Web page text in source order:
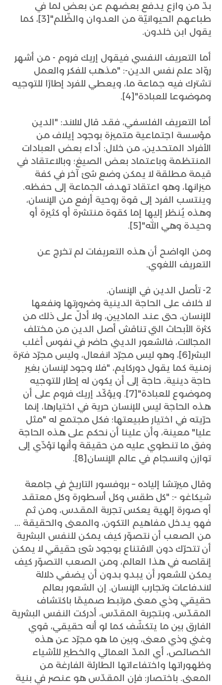
بدّ من وازع يدفع بعضهم عن بعض لما في
طباعهم الحيوانيّة من العدوان والظّلم"[3]، كما
يقول ابن خلدون.
أما التعريف النفسي فيقول إريك فروم - من أشهر
روّاد علم نفس الدين-: "مذهب للفكر والعمل
تشترك فيه جماعة ما، ويعطي للفرد إطارًا للتوجيه
وموضوعا للعبادة"[4].
أما التعريف الفلسفي، فقد قال لالاند: "الدين
مؤسسة اجتماعية متميزة بوجود إيلاف من
الأفراد المتحدين، من خلال: أداء بعض العبادات
المنتظمة وباعتماد بعض الصيغ؛ وبالاعتقاد في
قيمة مطلقة لا يمكن وضع شئ آخر في كفة
ميزانها، وهو اعتقاد تهدف الجماعة إلى حفظه.
وينتسب الفرد إلى قوة روحية أرفع من الإنسان،
وهذه يُنظر إليها إما كقوة منتشرة أو كثيرة أو
وحيدة وهي الله"[5].
ومن الواضح أن هذه التعريفات لم تخرج عن
التعريف اللغوي.
2- تأصل الدين في الإنسان.
لا خلاف على الحاجة الدينية وضرورتها ونفعها
للإنسان، حتى عند الماديين، ولا أدلّ على ذلك من
كثرة الأبحاث التي تناقش أصل الدين من مختلف
المجالات، فالشعور الديني حاضر في نفوس أغلب
البشر[6]، وهو ليس مجرّد انفعال، وليس مجرّد فترة
زمنية كما يقول دوركايم، "فلا وجود لإنسان بغير
حاجة دينية، حاجة إلى أن يكون له إطار للتوجيه
وموضوع للعبادة"[7]. ويؤكّد إريك فروم على أن
هذه الحاجة ليس للإنسان حرية في اختيارها، إنما
حرّيته في اختيار طبيعتها؛ فكل مجتمع له "مثل
عليا" معينة، وأن علينا أن نحكم على هذه الحاجة
وفق ما تنطوي عليه من حقيقة وأنها تؤدّي إلى
توازن وانسجام في عالم الإنسان[8].
وقال ميرتشا إلياده – بروفسور التاريخ في جامعة
شيكاغو -: "كل طقس وكل أسطورة وكل معتقد
أو صورة إلهية يعكس تجربة المقدس، ومن ثم
فهو يدخل مفاهيم التكون، والمعنى والحقيقة ...
من الصعب أن نتصوّر كيف يمكن للنفس البشرية
أن تتحرّك دون الاقتناع بوجود شئ حقيقي لا يمكن
إنقاصه في هذا العالم، ومن الصعب التصوّر كيف
يمكن للشعور أن يبدو بدون أن يضفي دلالة
لاندفاعات وتجارب الإنسان. إن الشعور بعالم
حقيقي وذي معنى مرتبط صميمًا باكتشاف
المقدّس، وبتجربة المقدّس، أدركت النفس البشرية
الفارق بين ما يتكشّف كما لو أنه حقيقي، قوي
وغني وذي معنى، وبين ما هو مجرّد عن هذه
الخصائص، أي المدّ العمائي والخطير للأشياء
وظهوراتها واختفاءاتها الطارئة الفارغة من
المعنى. باختصار: فإن المقدّس هو عنصر في بنية